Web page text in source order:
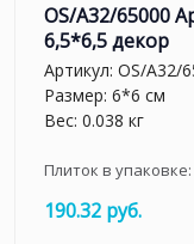
OS/A32/65000
6,5*6,5 декор
Артикул: OS/A32/
Размер: 6*6 см
Вес: 0.038 кг
Плиток в упаковке:
190.32 руб.